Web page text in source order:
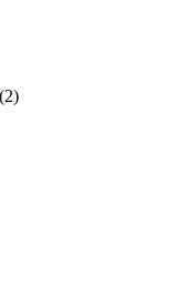
(2)